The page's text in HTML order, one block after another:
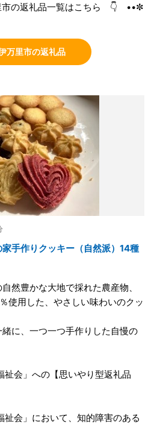
の返礼品一覧はこちら 👇 ••✼
万里市の返礼品
手作りクッキー（自然派）14種
然豊かな大地で採れた農産物、
使用した、やさしい味わいのクッ
に、一つ一つ手作りした自慢の
祉会」への【思いやり型返礼品
祉会」において、知的障害のある